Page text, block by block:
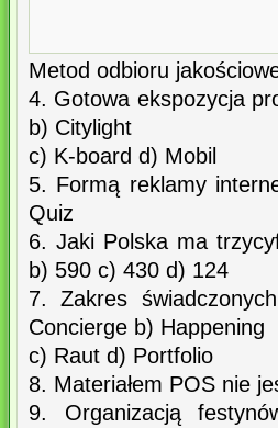
Metod odbioru
4. Gotowa ekspozycja
b) Citylight
c) K-board d) Mobil
5. Formą reklamy
Quiz
6. Jaki Polska ma
b) 590 c) 430 d) 124
7. Zakres
Concierge b) Happening
c) Raut d) Portfolio
8. Materiałem POS nie
9. Organizacją